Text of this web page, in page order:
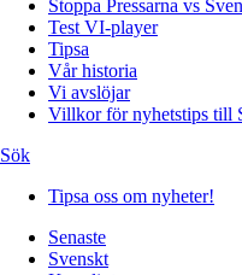
Stoppa Pressarna vs
Test VI-player
Tipsa
Vår historia
Vi avslöjar
Villkor för nyhetstips till
Sök
Tipsa oss om nyheter!
Senaste
Svenskt